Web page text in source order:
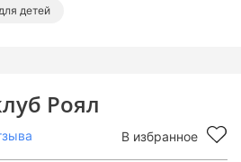
Роял
В избранное
детей
Лагеря в Волгограде